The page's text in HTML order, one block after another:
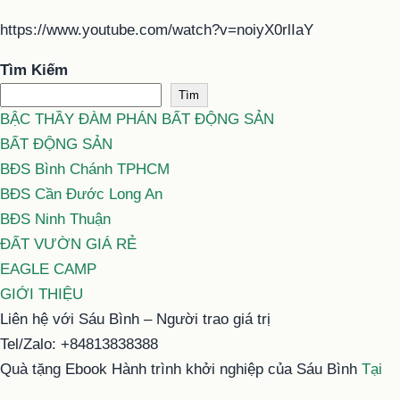
https://www.youtube.com/watch?v=noiyX0rlIaY
Tìm Kiếm
Tìm
BẬC THẦY ĐÀM PHÁN BẤT ĐỘNG SẢN
BẤT ĐỘNG SẢN
BĐS Bình Chánh TPHCM
BĐS Cần Đước Long An
BĐS Ninh Thuận
ĐẤT VƯỜN GIÁ RẺ
EAGLE CAMP
GIỚI THIỆU
Liên hệ với Sáu Bình – Người trao giá trị
Tel/Zalo: +84813838388
Quà tặng Ebook Hành trình khởi nghiệp của Sáu Bình Tại